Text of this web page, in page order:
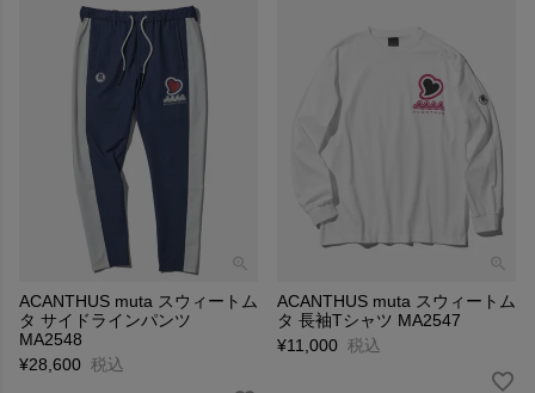
ACANTHUS muta スウィートム
タ サイドラインパンツ
MA2548
¥28,600 税込
ACANTHUS muta スウィートム
タ 長袖Tシャツ MA2547
¥11,000 税込